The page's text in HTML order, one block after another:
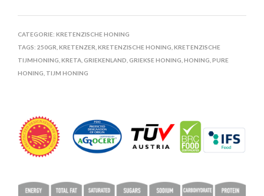
CATEGORIE: KRETENZISCHE HONING
TAGS: 250GR KRETENZER KRETENZISCHE HONING KRETENZISCHE
TIJMHONING KRETA GRIEKENLAND GRIEKSE HONING HONING PURE
HONING TIJM HONING